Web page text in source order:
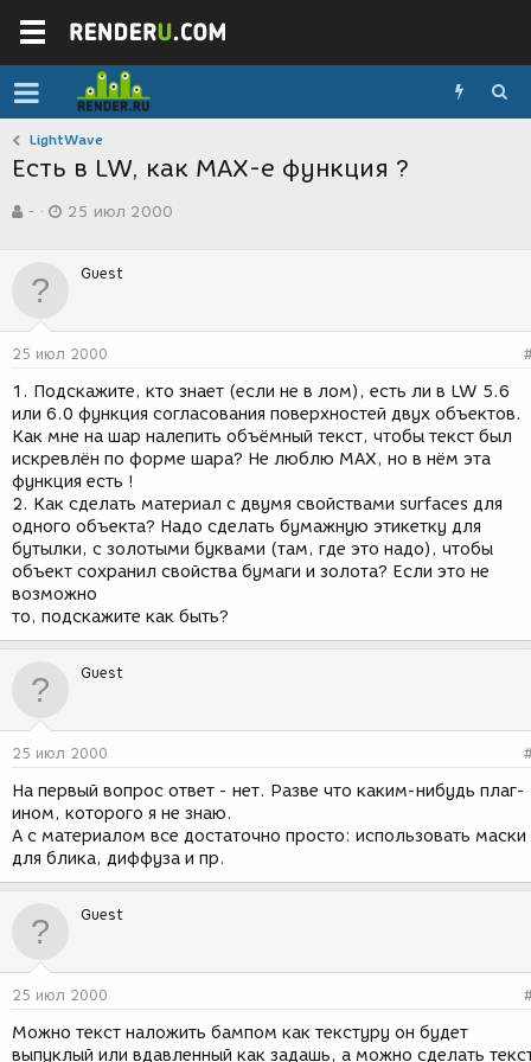
LightWave
Ecть в LW, как MAX-е функция ?
в
р
м
-
а
д
н
и
я
25 июл 2000
Guest
25 июл 2000
1. Подскажите, кто знает (если не в лом), есть ли в LW 5.6
или 6.0 функция согласования поверхностей двух объектов.
Как мне на шар налепить объёмный текст, чтобы текст был
искревлён по форме шара? Не люблю МАХ, но в нём эта
функция есть !
2. Как сделать материал с двумя свойствами surfaces для
одного объекта? Надо сделать бумажную этикетку для
бутылки, с золотыми буквами (там, где это надо), чтобы
объект сохранил свойства бумаги и золота? Если это не
возможно
то, подскажите как быть?
Guest
25 июл 2000
На первый вопрос ответ - нет. Разве что каким-нибудь плаг-
ином, которого я не знаю.
А с материалом все достаточно просто: использовать маски
для блика, диффуза и пр.
Guest
25 июл 2000
Можно текст наложить бампом как текстуру он будет
выпуклый или вдавленный как задашь, а можно сделать